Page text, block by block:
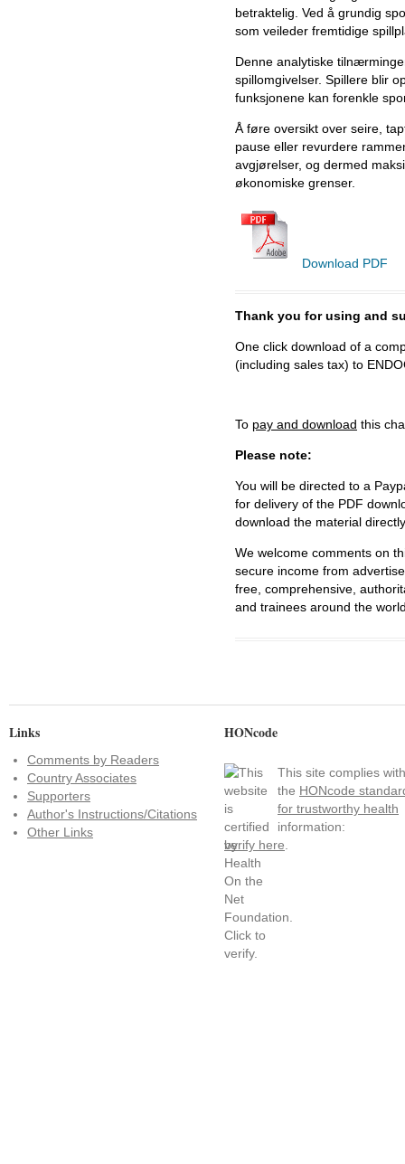
betraktelig. Ved å grundig
som veileder fremtidige
Denne analytiske
spillomgivelser. Spillere blir
funksjonene kan forenkle
Å føre oversikt over seire,
pause eller revurdere
avgjørelser, og dermed
økonomiske grenser.
Download PDF
Thank you for using and
One click download of a
(including sales tax) to
To pay and download this
Please note:
You will be directed to a
for delivery of the PDF
download the material
We welcome comments on
secure income from
free, comprehensive,
and trainees around the
Links
Comments by Readers
Country Associates
Supporters
Author's Instructions/Citations
Other Links
HONcode
This site complies with
the HONcode
for trustworthy health
information:
verify here.